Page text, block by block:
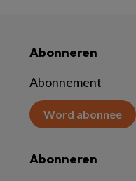
Abonneren
Abonnement
Word abonnee
Abonneren